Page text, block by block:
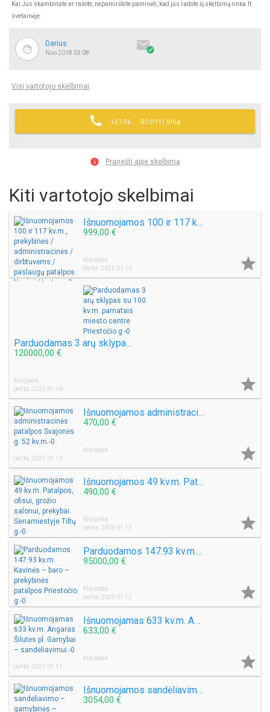
Kai Jūs skambinate ar rašote, nepamirškite paminėti, kad jūs radote šį skelbimą rinka.lt
svetainėje
Darius
Nuo 2018 03 08

Visi vartotojo skelbimai
 +3706... RODYTI VISĄ
 Pranešti apie skelbimą
Kiti vartotojo skelbimai
Išnuomojamos 100 ir 117 kv.m., prekybinės / administracinės / dirbtuvėms / paslaugų patalpos Naujoji Uosto g.
999,00 €
Klaipėda
Įkelta: 2025 01 16

Parduodamas 3 arų sklypas su 100 kv.m. pamatais miesto centre Priestočio g.
120000,00 €
Klaipėda
Įkelta: 2025 01 16

Išnuomojamos administracinės patalpos Svajonės g. 52 kv.m.
470,00 €
Klaipėda
Įkelta: 2025 01 13

Išnuomojamos 49 kv.m. Patalpos, ofisui, grožio salonui, prekybai. Senamiestyje Tiltų g.
490,00 €
Klaipėda
Įkelta: 2025 01 13

Parduodamos 147.93 kv.m. Kavinės – baro – prekybinės patalpos Priestočio g.
95000,00 €
Klaipėda
Įkelta: 2025 01 12

Išnuomojamas 633 kv.m. Angaras Šilutės pl. Gamybai – sandėliavimui.
633,00 €
Klaipėda
Įkelta: 2025 01 11

Išnuomojamos sandėliavimo – gamybinės – prekybinės patalpos. 858 kv.m.
3054,00 €